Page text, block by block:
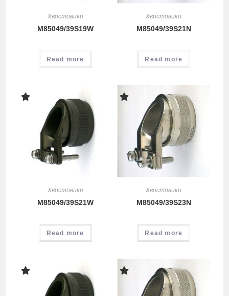
Хвостовики
M85049/39S19W
Read more
Хвостовики
M85049/39S21N
Read more
Хвостовики
M85049/39S21W
Read more
Хвостовики
M85049/39S23N
Read more